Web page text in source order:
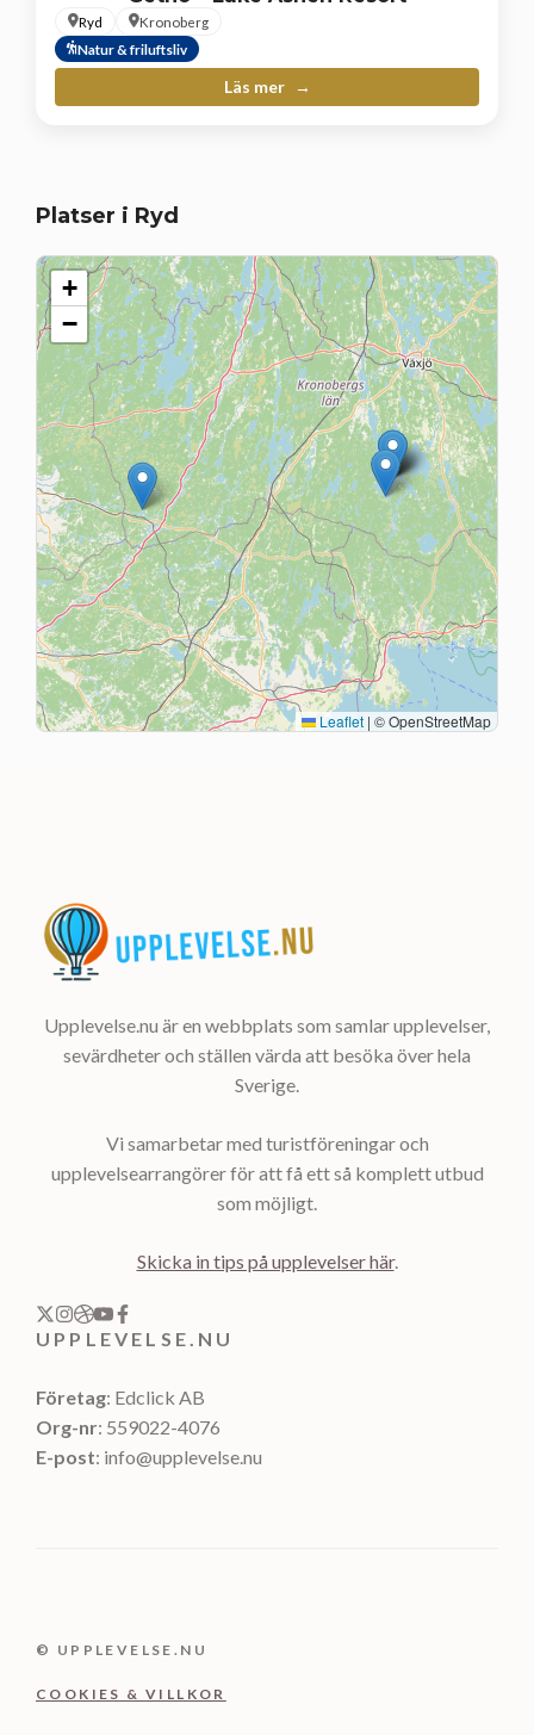
Ryd
Kronoberg
Natur & friluftsliv
Läs mer
Platser i Ryd
+
−
Leaflet | © OpenStreetMap
Upplevelse.nu är en webbplats som samlar upplevelser,
sevärdheter och ställen värda att besöka över hela
Sverige.
Vi samarbetar med turistföreningar och
upplevelsearrangörer för att få ett så komplett utbud
som möjligt.
Skicka in tips på upplevelser här.
UPPLEVELSE.NU
Företag: Edclick AB
Org-nr: 559022-4076
E-post: info@upplevelse.nu
© UPPLEVELSE.NU
COOKIES & VILLKOR